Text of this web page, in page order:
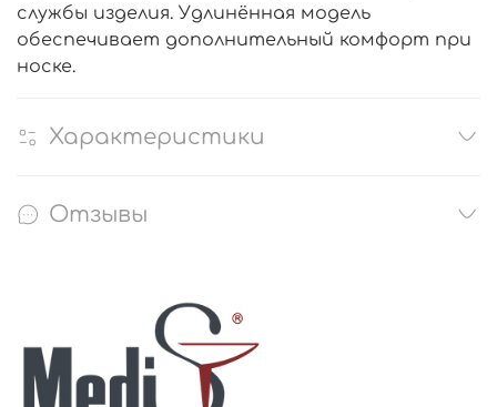
службы изделия. Удлинённая модель
обеспечивает дополнительный комфорт при
носке.
Характеристики
Отзывы